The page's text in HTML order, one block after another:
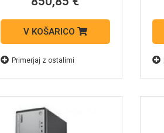
V KOŠARICO
Primerjaj z ostalimi